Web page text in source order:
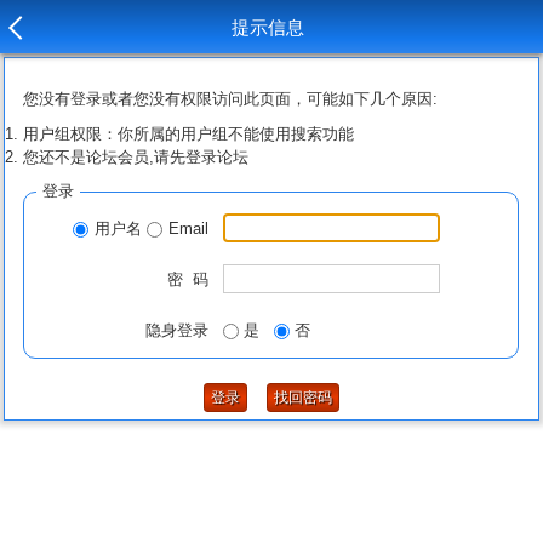
提示信息
您没有登录或者您没有权限访问此页面，可能如下几个原因:
用户组权限：你所属的用户组不能使用搜索功能
您还不是论坛会员,请先登录论坛
登录
用户名 Email
密 码
隐身登录 是 否